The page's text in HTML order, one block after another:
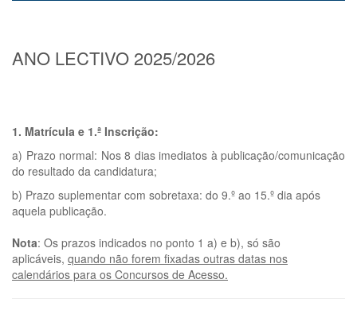
ANO LECTIVO 2025/2026
1. Matrícula e 1.ª Inscrição:
a) Prazo normal: Nos 8 dias imediatos à publicação/comunicação
do resultado da candidatura;
b) Prazo suplementar com sobretaxa: do 9.º ao 15.º dia após
aquela publicação.
Nota: Os prazos indicados no ponto 1 a) e b), só são
aplicáveis, quando não forem fixadas outras datas nos
calendários para os Concursos de Acesso.